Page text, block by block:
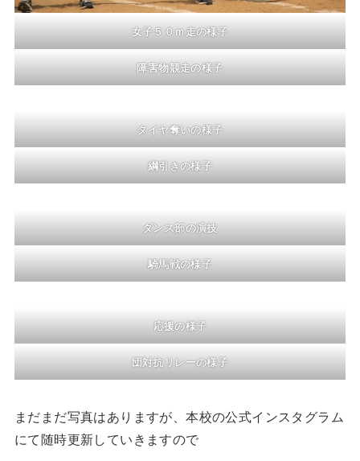
女子５０ｍ走の様子
障害物競走の様子
タイヤ奪いの様子
綱引きの様子
ダンス部の演技
騎馬戦の様子
応援の様子
団対抗リレーの様子
まだまだ写真はありますが、本校の公式インスタグラム
にて随時更新していきますので